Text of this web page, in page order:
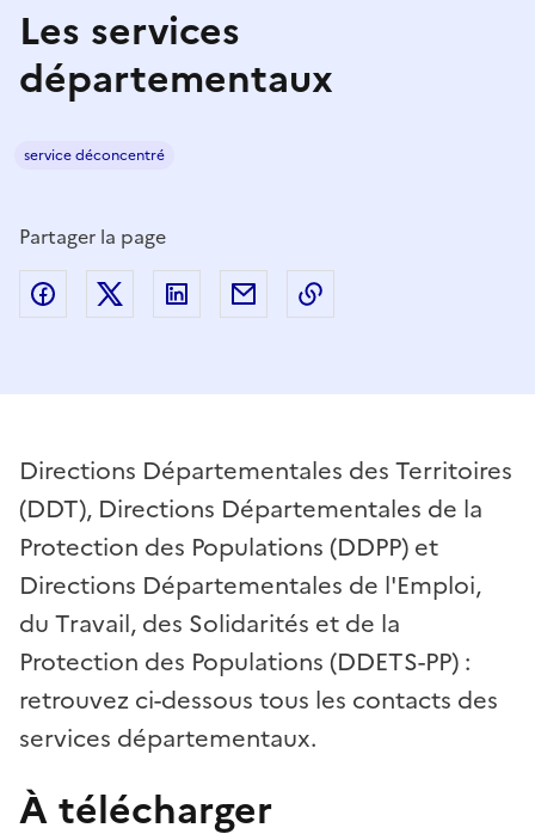
Les services
départementaux
service déconcentré
Partager la page
Partager sur Facebook
Partager sur Twitter
Partager sur LinkedIn
Partager par email
Directions Départementales des Territoires
(DDT), Directions Départementales de la
Protection des Populations (DDPP) et
Directions Départementales de l'Emploi,
du Travail, des Solidarités et de la
Protection des Populations (DDETS-PP) :
retrouvez ci-dessous tous les contacts des
services départementaux.
À télécharger